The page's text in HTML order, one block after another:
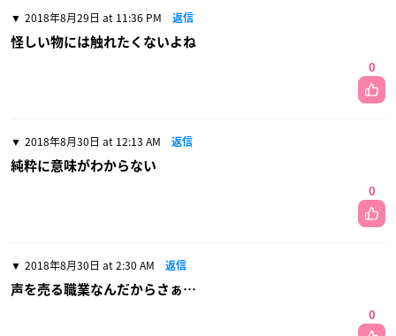
2018年8月29日 at 11:36 PM 返信
怪しい物には触れたくないよね
0
2018年8月30日 at 12:13 AM 返信
純粋に意味がわからない
0
2018年8月30日 at 2:30 AM 返信
声を売る職業なんだからさぁ…
0